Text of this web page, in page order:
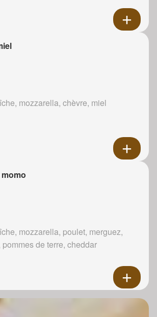
mozzarella, chèvre, miel
mozzarella, poulet, merguez,
de terre, cheddar